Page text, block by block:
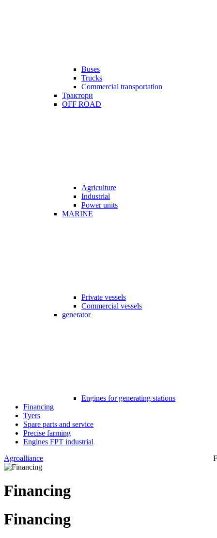
Buses
Trucks
Commercial transportation
Трактори
OFF ROAD
Agriculture
Industrial
Power units
MARINE
Private vessels
Commercial vessels
generator
Engines for generating stations
Financing
Tyers
Spare parts and service
Precise farming
Engines FPT industrial
Agroalliance
Financing
Financing